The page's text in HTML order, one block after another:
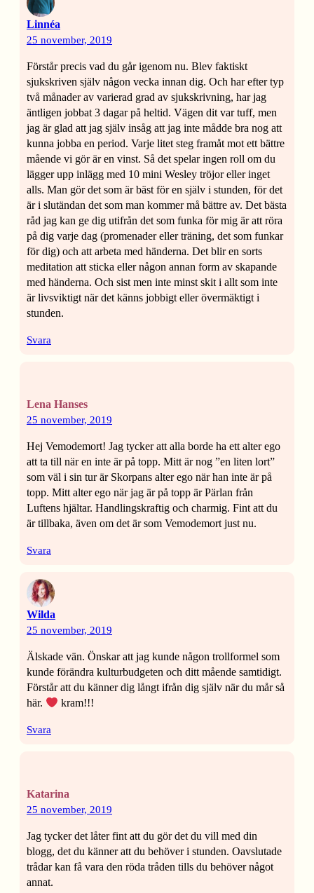
Linnéa
25 november, 2019
Förstår precis vad du går igenom nu. Blev faktiskt
sjukskriven själv någon vecka innan dig. Och har efter typ
två månader av varierad grad av sjukskrivning, har jag
äntligen jobbat 3 dagar på heltid. Vägen dit var tuff, men
jag är glad att jag själv insåg att jag inte mådde bra nog att
kunna jobba en period. Varje litet steg framåt mot ett bättre
mående vi gör är en vinst. Så det spelar ingen roll om du
lägger upp inlägg med 10 mini Wesley tröjor eller inget
alls. Man gör det som är bäst för en själv i stunden, för det
är i slutändan det som man kommer må bättre av. Det bästa
råd jag kan ge dig utifrån det som funka för mig är att röra
på dig varje dag (promenader eller träning, det som funkar
för dig) och att arbeta med händerna. Det blir en sorts
meditation att sticka eller någon annan form av skapande
med händerna. Och sist men inte minst skit i allt som inte
är livsviktigt när det känns jobbigt eller övermäktigt i
stunden.
Svara
Lena Hanses
25 november, 2019
Hej Vemodemort! Jag tycker att alla borde ha ett alter ego
att ta till när en inte är på topp. Mitt är nog ”en liten lort”
som väl i sin tur är Skorpans alter ego när han inte är på
topp. Mitt alter ego när jag är på topp är Pärlan från
Luftens hjältar. Handlingskraftig och charmig. Fint att du
är tillbaka, även om det är som Vemodemort just nu.
Svara
Wilda
25 november, 2019
Älskade vän. Önskar att jag kunde någon trollformel som
kunde förändra kulturbudgeten och ditt mående samtidigt.
Förstår att du känner dig långt ifrån dig själv när du mår så
här.
kram!!!
Svara
Katarina
25 november, 2019
Jag tycker det låter fint att du gör det du vill med din
blogg, det du känner att du behöver i stunden. Oavslutade
trådar kan få vara den röda tråden tills du behöver något
annat.